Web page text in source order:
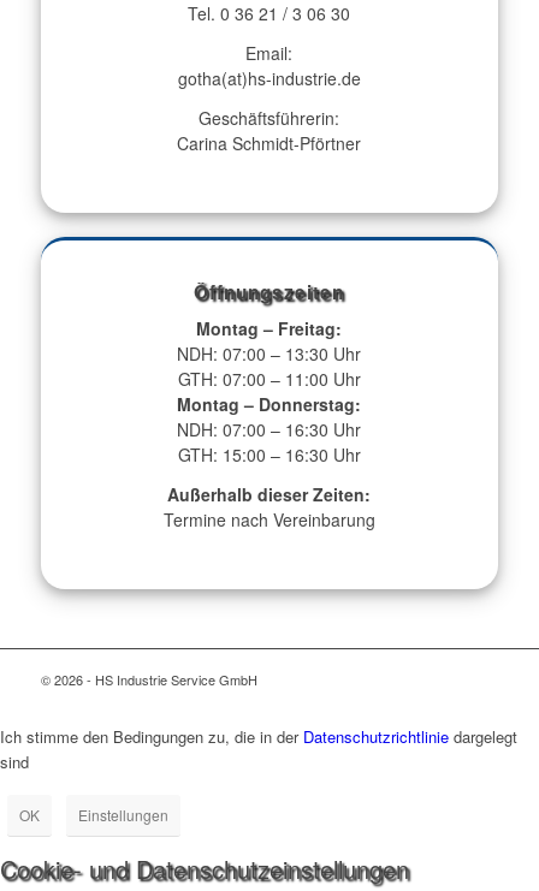
Tel. 0 36 21 / 3 06 30
Email:
gotha(at)hs-industrie.de
Geschäftsführerin:
Carina Schmidt-Pförtner
Öffnungszeiten
Montag – Freitag:
NDH: 07:00 – 13:30 Uhr
GTH: 07:00 – 11:00 Uhr
Montag – Donnerstag:
NDH: 07:00 – 16:30 Uhr
GTH: 15:00 – 16:30 Uhr
Außerhalb dieser Zeiten:
Termine nach Vereinbarung
© 2026 - HS Industrie Service GmbH
Ich stimme den Bedingungen zu, die in der Datenschutzrichtlinie dargelegt
sind
OK Einstellungen
Cookie- und Datenschutzeinstellungen